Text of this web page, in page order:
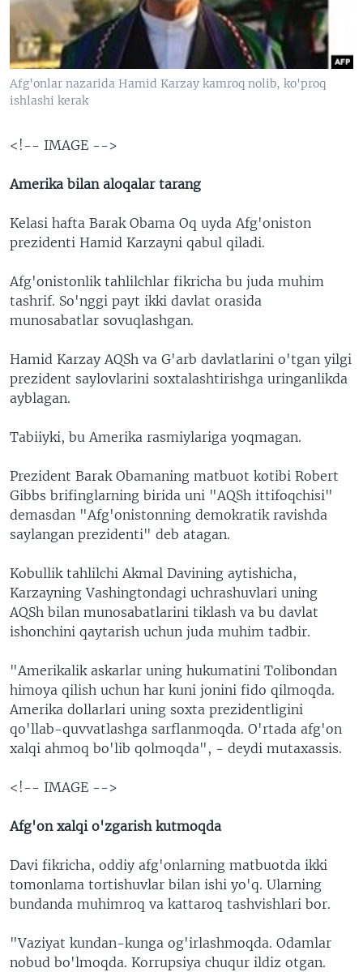
VIDEO
XABARLAR SURATLARDA
ODNOKLASSNIKI
TELEGRAM
TWITTER
SOUNDCLOUD
VOA
Afg'onlar nazarida Hamid Karzay kamroq nolib, ko'proq
ishlashi kerak
<!-- IMAGE -->
Amerika bilan aloqalar tarang
Kelasi hafta Barak Obama Oq uyda Afg'oniston
prezidenti Hamid Karzayni qabul qiladi.
Afg'onistonlik tahlilchlar fikricha bu juda muhim
tashrif. So'nggi payt ikki davlat orasida
munosabatlar sovuqlashgan.
Hamid Karzay AQSh va G'arb davlatlarini o'tgan yilgi
prezident saylovlarini soxtalashtirishga uringanlikda
ayblagan.
Tabiiyki, bu Amerika rasmiylariga yoqmagan.
Prezident Barak Obamaning matbuot kotibi Robert
Gibbs brifinglarning birida uni "AQSh ittifoqchisi"
demasdan "Afg'onistonning demokratik ravishda
saylangan prezidenti" deb atagan.
Kobullik tahlilchi Akmal Davining aytishicha,
Karzayning Vashingtondagi uchrashuvlari uning
AQSh bilan munosabatlarini tiklash va bu davlat
ishonchini qaytarish uchun juda muhim tadbir.
"Amerikalik askarlar uning hukumatini Tolibondan
himoya qilish uchun har kuni jonini fido qilmoqda.
Amerika dollarlari uning soxta prezidentligini
qo'llab-quvvatlashga sarflanmoqda. O'rtada afg'on
xalqi ahmoq bo'lib qolmoqda", - deydi mutaxassis.
<!-- IMAGE -->
Afg'on xalqi o'zgarish kutmoqda
Davi fikricha, oddiy afg'onlarning matbuotda ikki
tomonlama tortishuvlar bilan ishi yo'q. Ularning
bundanda muhimroq va kattaroq tashvishlari bor.
"Vaziyat kundan-kunga og'irlashmoqda. Odamlar
nobud bo'lmoqda. Korrupsiya chuqur ildiz otgan.